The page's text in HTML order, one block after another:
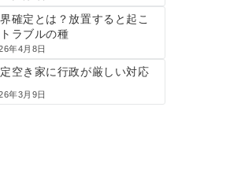
確定とは？放置すると起こ
ラブルの種
年4月8日
空き家に行政が厳しい対応
年3月9日